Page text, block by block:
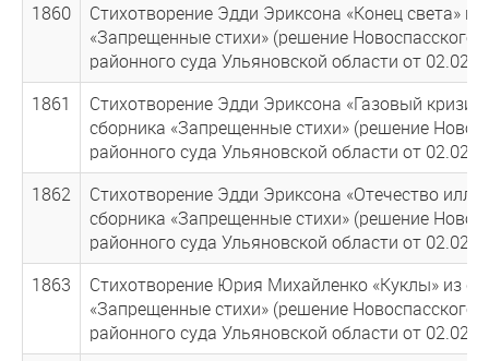
1860
Стихотворение Эдди Эриксона «Конец света»
«Запрещенные стихи» (решение Новоспасского
районного суда Ульяновской области от
1861
Стихотворение Эдди Эриксона «Газовый
сборника «Запрещенные стихи» (решение
районного суда Ульяновской области от
1862
Стихотворение Эдди Эриксона «Отечество
сборника «Запрещенные стихи» (решение
районного суда Ульяновской области от
1863
Стихотворение Юрия Михайленко «Куклы» из
«Запрещенные стихи» (решение Новоспасского
районного суда Ульяновской области от